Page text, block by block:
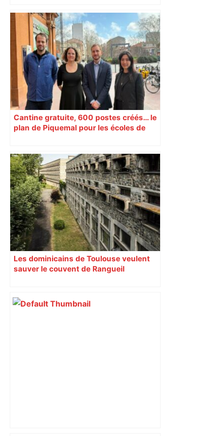
Les arbitres de la finale 2024 et 2025
seront au sifflet des demi-finales –
Rugbyrama
Cantine gratuite, 600 postes créés… le
plan de Piquemal pour les écoles de
Les dominicains de Toulouse veulent
sauver le couvent de Rangueil